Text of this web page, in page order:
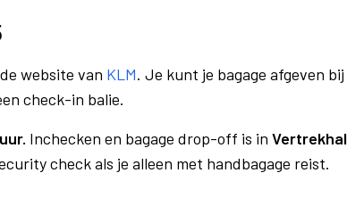
website van KLM. Je kunt je bagage afgeven
check-in balie.
Inchecken en bagage drop-off is in Vertrekhal
check als je alleen met handbagage reist.